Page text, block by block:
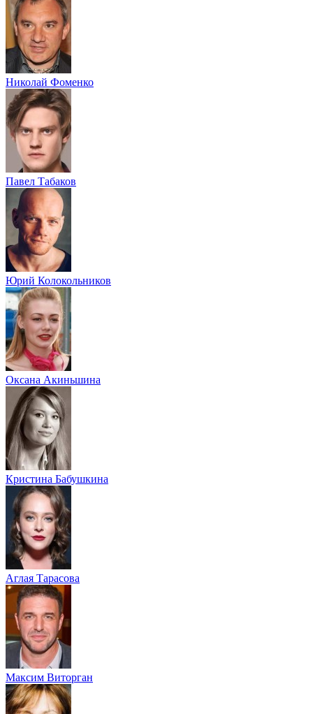
Николай Фоменко
Павел Табаков
Юрий Колокольников
Оксана Акиньшина
Кристина Бабушкина
Аглая Тарасова
Максим Виторган